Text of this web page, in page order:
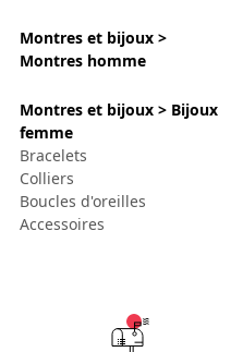
Montres et bijoux >
Montres homme
Montres et bijoux > Bijoux
femme
Bracelets
Colliers
Boucles d'oreilles
Accessoires